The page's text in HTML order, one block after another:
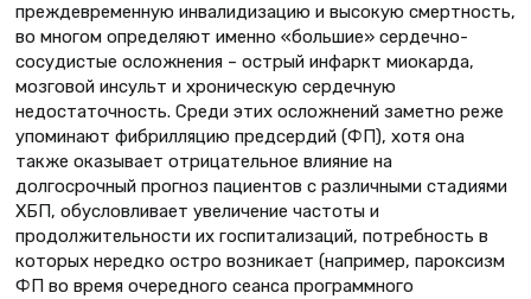
преждевременную инвалидизацию и высокую смертность,
во многом определяют именно «большие» сердечно-
сосудистые осложнения – острый инфаркт миокарда,
мозговой инсульт и хроническую сердечную
недостаточность. Среди этих осложнений заметно реже
упоминают фибрилляцию предсердий (ФП), хотя она
также оказывает отрицательное влияние на
долгосрочный прогноз пациентов с различными стадиями
ХБП, обусловливает увеличение частоты и
продолжительности их госпитализаций, потребность в
которых нередко остро возникает (например, пароксизм
ФП во время очередного сеанса программного